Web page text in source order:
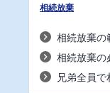
相続放棄
相続放棄の
相続放棄の
兄弟全員